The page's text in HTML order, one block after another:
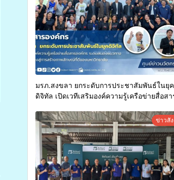
มรภ.สงขลา ยกระดับการประชาสัมพันธ์ในยุค
ดิจิทัล เปิดเวทีเสริมองค์ความรู้เครือข่ายสื่อสา
การสร้างภาพลักษณ์ที่ดีของมหาวิทยาลัยข่าวสั